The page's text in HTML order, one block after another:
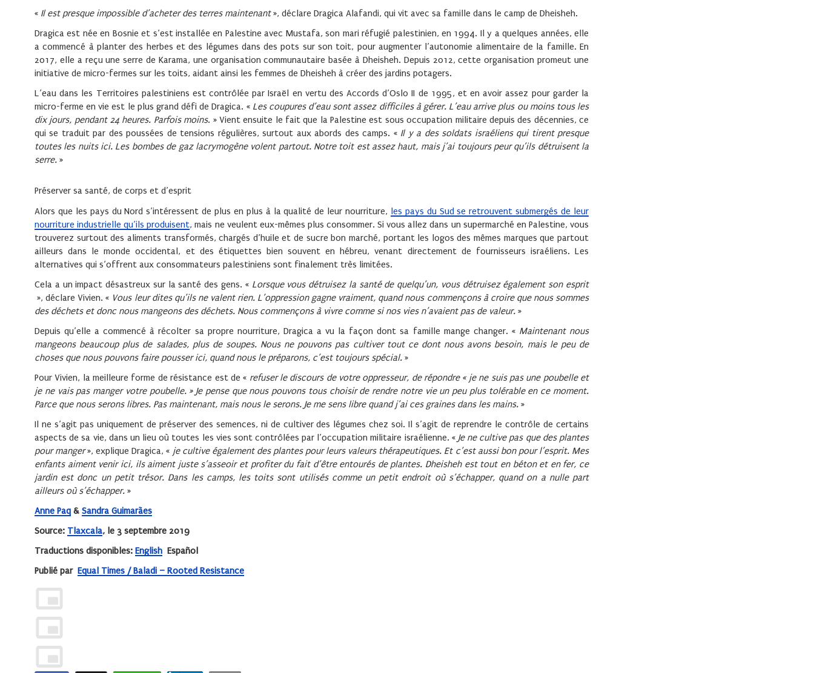
« Il est presque impossible d’acheter des terres maintenant», déclare Dragica Alafandi, qui vit avec sa famille dans le camp de Dheisheh.
Dragica est née en Bosnie et s’est installée en Palestine avec Mustafa, son mari réfugié palestinien, en 1994. Il y a quelques années, elle
a commencé à planter des herbes et des légumes dans des pots sur son toit, pour augmenter l’autonomie alimentaire de la famille. En
2017, elle a reçu une serre de Karama, une organisation communautaire basée à Dheisheh. Depuis 2012, cette organisation promeut une
initiative de micro-fermes sur les toits, aidant ainsi les femmes de Dheisheh à créer des jardins potagers.
L’eau dans les Territoires palestiniens est contrôlée par Israël en vertu des Accords d’Oslo II de 1995, et en avoir assez pour garder la
micro-ferme en vie est le plus grand défi de Dragica. « Les coupures d’eau sont assez difficiles à gérer. L’eau arrive plus ou moins tous les
dix jours, pendant 24 heures. Parfois moins. » Vient ensuite le fait que la Palestine est sous occupation militaire depuis des décennies, ce
qui se traduit par des poussées de tensions régulières, surtout aux abords des camps. « Il y a des soldats israéliens qui tirent presque
toutes les nuits ici. Les bombes de gaz lacrymogène volent partout. Notre toit est assez haut, mais j’ai toujours peur qu’ils détruisent la
serre. »
Préserver sa santé, de corps et d’esprit
Alors que les pays du Nord s’intéressent de plus en plus à la qualité de leur nourriture, les pays du Sud se retrouvent submergés de leur
nourriture industrielle qu’ils produisent, mais ne veulent eux-mêmes plus consommer. Si vous allez dans un supermarché en Palestine, vous
trouverez surtout des aliments transformés, chargés d’huile et de sucre bon marché, portant les logos des mêmes marques que partout
ailleurs dans le monde occidental, et des étiquettes bien souvent en hébreu, venant directement de fournisseurs israéliens. Les
alternatives qui s’offrent aux consommateurs palestiniens sont finalement très limitées.
Cela a un impact désastreux sur la santé des gens. « Lorsque vous détruisez la santé de quelqu’un, vous détruisez également son esprit
», déclare Vivien. « Vous leur dites qu’ils ne valent rien. L’oppression gagne vraiment, quand nous commençons à croire que nous sommes
des déchets et donc nous mangeons des déchets. Nous commençons à vivre comme si nos vies n’avaient pas de valeur. »
Depuis qu’elle a commencé à récolter sa propre nourriture, Dragica a vu la façon dont sa famille mange changer. « Maintenant nous
mangeons beaucoup plus de salades, plus de soupes. Nous ne pouvons pas cultiver tout ce dont nous avons besoin, mais le peu de
choses que nous pouvons faire pousser ici, quand nous le préparons, c’est toujours spécial. »
Pour Vivien, la meilleure forme de résistance est de « refuser le discours de votre oppresseur, de répondre « je ne suis pas une poubelle et
je ne vais pas manger votre poubelle. » Je pense que nous pouvons tous choisir de rendre notre vie un peu plus tolérable en ce moment.
Parce que nous serons libres. Pas maintenant, mais nous le serons. Je me sens libre quand j’ai ces graines dans les mains. »
Il ne s’agit pas uniquement de préserver des semences, ni de cultiver des légumes chez soi. Il s’agit de reprendre le contrôle de certains
aspects de sa vie, dans un lieu où toutes les vies sont contrôlées par l’occupation militaire israélienne. « Je ne cultive pas que des plantes
pour manger», explique Dragica, « je cultive également des plantes pour leurs valeurs thérapeutiques. Et c’est aussi bon pour l’esprit. Mes
enfants aiment venir ici, ils aiment juste s’asseoir et profiter du fait d’être entourés de plantes. Dheisheh est tout en béton et en fer, ce
jardin est donc un petit trésor. Dans les camps, les toits sont utilisés comme un petit endroit où s’échapper, quand on a nulle part
ailleurs où s’échapper. »
Anne Paq & Sandra Guimarães
Source: Tlaxcala, le 3 septembre 2019
Traductions disponibles: English Español
Publié par Equal Times / Baladi – Rooted Resistance